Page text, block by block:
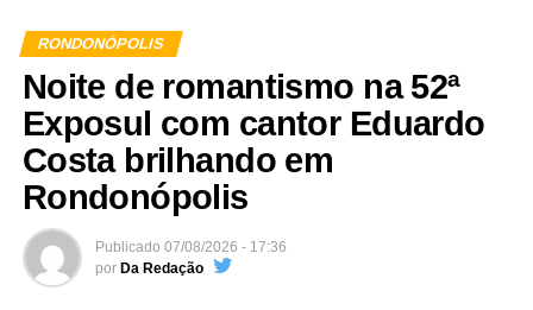
RONDONÓPOLIS
Noite de romantismo na 52ª
Exposul com cantor Eduardo
Costa brilhando em
Rondonópolis
Publicado 07/08/2026 - 17:36
por Da Redação